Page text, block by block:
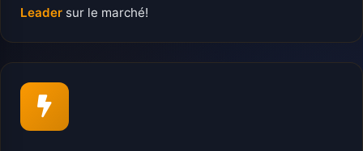
Leader sur le marché!